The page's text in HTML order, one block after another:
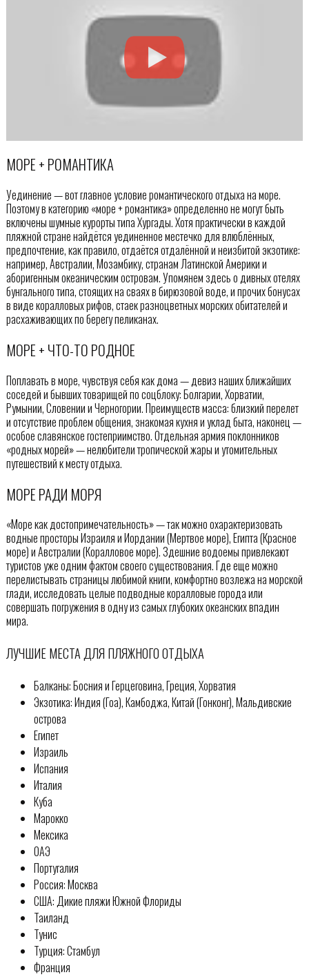
МОРЕ + РОМАНТИКА
Уединение — вот главное условие романтического отдыха на море.
Поэтому в категорию «море + романтика» определенно не могут быть
включены шумные курорты типа Хургады. Хотя практически в каждой
пляжной стране найдётся уединенное местечко для влюблённых,
предпочтение, как правило, отдаётся отдалённой и неизбитой экзотике:
например, Австралии, Мозамбику, странам Латинской Америки и
аборигенным океаническим островам. Упомянем здесь о дивных отелях
бунгального типа, стоящих на сваях в бирюзовой воде, и прочих бонусах
в виде коралловых рифов, стаек разноцветных морских обитателей и
расхаживающих по берегу пеликанах.
МОРЕ + ЧТО-ТО РОДНОЕ
Поплавать в море, чувствуя себя как дома — девиз наших ближайших
соседей и бывших товарищей по соцблоку: Болгарии, Хорватии,
Румынии, Словении и Черногории. Преимуществ масса: близкий перелет
и отсутствие проблем общения, знакомая кухня и уклад быта, наконец —
особое славянское гостеприимство. Отдельная армия поклонников
«родных морей» — нелюбители тропической жары и утомительных
путешествий к месту отдыха.
МОРЕ РАДИ МОРЯ
«Море как достопримечательность» — так можно охарактеризовать
водные просторы Израиля и Иордании (Мертвое море), Египта (Красное
море) и Австралии (Коралловое море). Здешние водоемы привлекают
туристов уже одним фактом своего существования. Где еще можно
перелистывать страницы любимой книги, комфортно возлежа на морской
глади, исследовать целые подводные коралловые города или
совершать погружения в одну из самых глубоких океанских впадин
мира.
ЛУЧШИЕ МЕСТА ДЛЯ ПЛЯЖНОГО ОТДЫХА
Балканы: Босния и Герцеговина, Греция, Хорватия
Экзотика: Индия (Гоа), Камбоджа, Китай (Гонконг), Мальдивские
острова
Египет
Израиль
Испания
Италия
Куба
Марокко
Мексика
ОАЭ
Португалия
Россия: Москва
США: Дикие пляжи Южной Флориды
Таиланд
Тунис
Турция: Стамбул
Франция